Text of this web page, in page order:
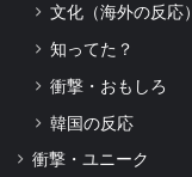
文化（海外の反応）
知ってた？
衝撃・おもしろ
韓国の反応
衝撃・ユニーク